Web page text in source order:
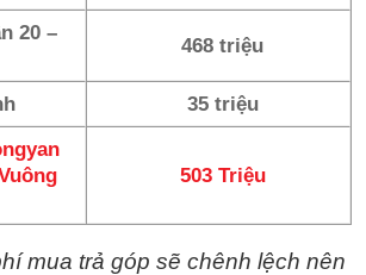
20 –
468 triệu
35 triệu
503 Triệu
mua trả góp sẽ chênh lệch nên